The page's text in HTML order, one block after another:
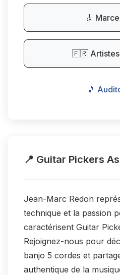
🎸
🇫🇷 Artistes
🎵
📍 Guitar Pickers
Jean-Marc Redon
technique et la passion
caractérisent Guitar
Rejoignez-nous pour
banjo 5 cordes et
authentique de la